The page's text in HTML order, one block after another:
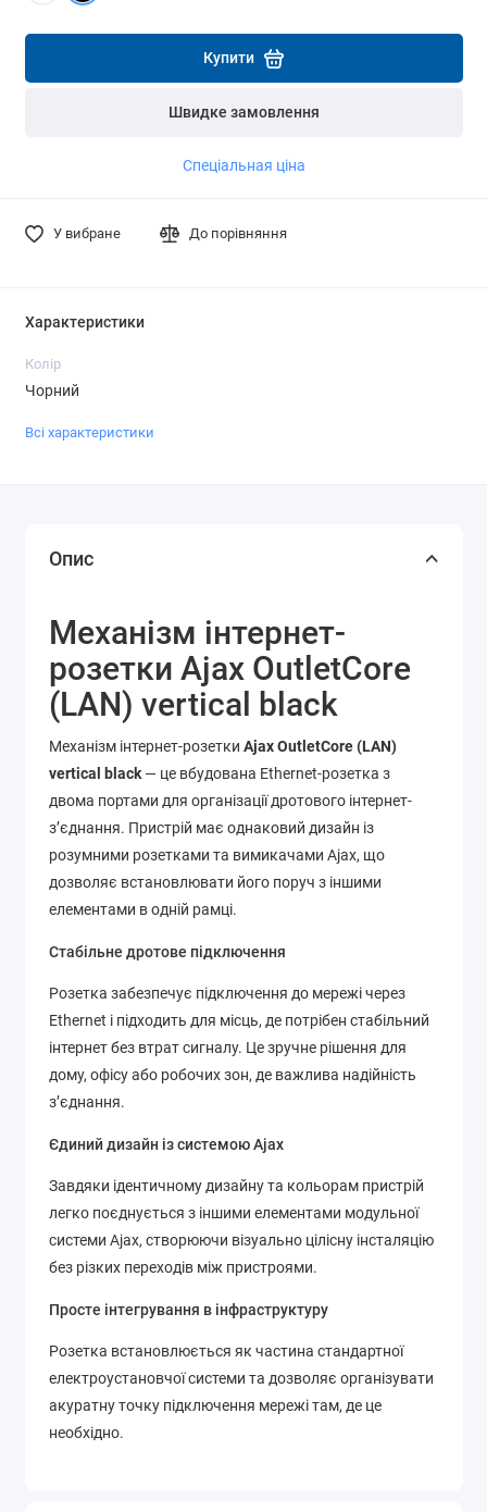
Купити
Швидке замовлення
Спеціальная ціна
У вибране До порівняння
Характеристики
Колір
Чорний
Всі характеристики
Опис
Механізм інтернет-
розетки Ajax OutletCore
(LAN) vertical black
Механізм інтернет-розетки Ajax OutletCore (LAN)
vertical black— це вбудована Ethernet-розетка з
двома портами для організації дротового інтернет-
з’єднання. Пристрій має однаковий дизайн із
розумними розетками та вимикачами Ajax, що
дозволяє встановлювати його поруч з іншими
елементами в одній рамці.
Стабільне дротове підключення
Розетка забезпечує підключення до мережі через
Ethernet і підходить для місць, де потрібен стабільний
інтернет без втрат сигналу. Це зручне рішення для
дому, офісу або робочих зон, де важлива надійність
з’єднання.
Єдиний дизайн із системою Ajax
Завдяки ідентичному дизайну та кольорам пристрій
легко поєднується з іншими елементами модульної
системи Ajax, створюючи візуально цілісну інсталяцію
без різких переходів між пристроями.
Просте інтегрування в інфраструктуру
Розетка встановлюється як частина стандартної
електроустановчої системи та дозволяє організувати
акуратну точку підключення мережі там, де це
необхідно.